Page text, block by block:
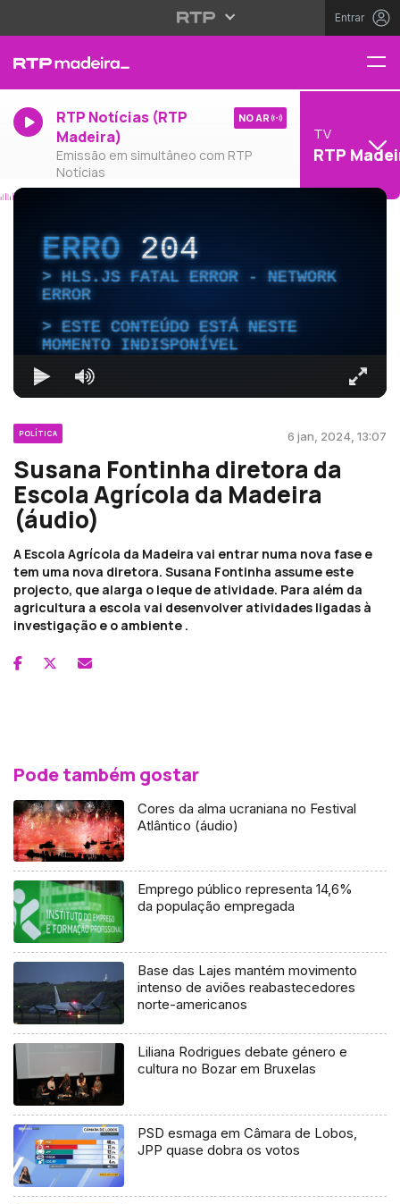
Entrar
RTP Notícias (RTP
Madeira)
Emissão em simultâneo com RTP
Notícias
NO AR
TV
RTP
ERRO204
HLS.JS FATAL ERROR - NETWORK
ERROR
ESTE CONTEÚDO ESTÁ NESTE
MOMENTO INDISPONÍVEL
POLÍTICA 6 jan, 2024, 13:07
Susana Fontinha diretora da
Escola Agrícola da Madeira
(áudio)
A Escola Agrícola da Madeira vai entrar numa nova fase e
tem uma nova diretora. Susana Fontinha assume este
projecto, que alarga o leque de atividade. Para além da
agricultura a escola vai desenvolver atividades ligadas à
investigação e o ambiente .
Pode também gostar
Cores da alma ucraniana no Festival
Atlântico (áudio)
Emprego público representa 14,6%
da população empregada
Base das Lajes mantém movimento
intenso de aviões reabastecedores
norte-americanos
Liliana Rodrigues debate género e
cultura no Bozar em Bruxelas
PSD esmaga em Câmara de Lobos,
JPP quase dobra os votos